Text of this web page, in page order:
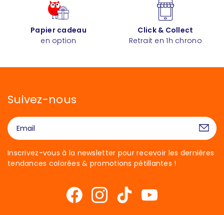
Papier cadeau
en option
Click & Collect
Retrait en 1h chrono
Suivez-nous
Inscrivez-vous à la newsletter pour recevoir les dernières
tendances colorées & promotions pétillantes !